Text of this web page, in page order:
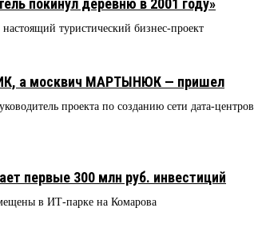
туристический бизнес-проект
а москвич МАРТЫНЮК — пришел
проекта по созданию сети дата-центров
первые 300 млн руб. инвестиций
в ИТ-парке на Комарова